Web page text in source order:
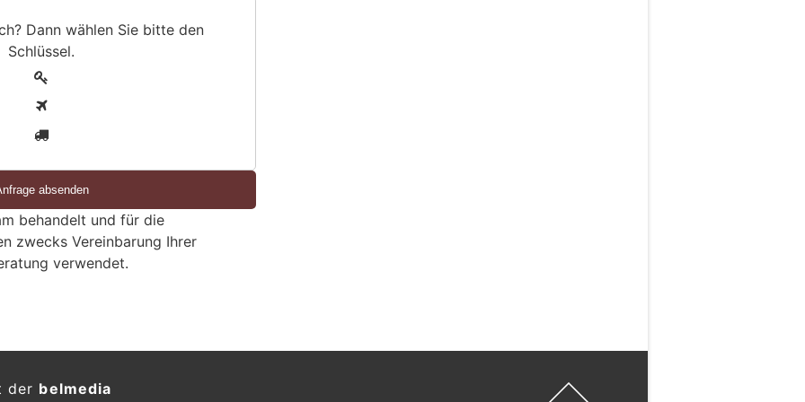
Dann wählen Sie bitte den
Schlüssel.
behandelt und für die
zwecks Vereinbarung Ihrer
verwendet.
gezielt aus.